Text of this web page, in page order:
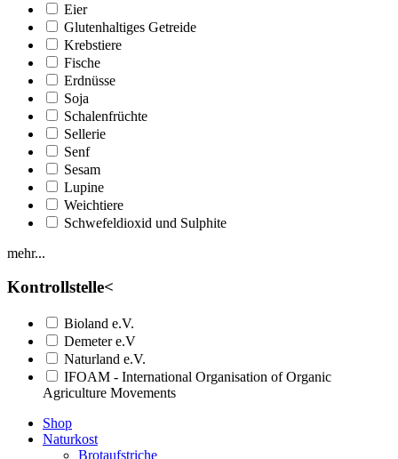
Eier
Glutenhaltiges Getreide
Krebstiere
Fische
Erdnüsse
Soja
Schalenfrüchte
Sellerie
Senf
Sesam
Lupine
Weichtiere
Schwefeldioxid und Sulphite
mehr...
Kontrollstelle<
Bioland e.V.
Demeter e.V
Naturland e.V.
IFOAM - International Organisation of Organic
Agriculture Movements
Shop
Naturkost
Brotaufstriche